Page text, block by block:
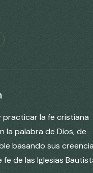
practicar la fe cristiana
la palabra de Dios, de
basando sus
de las Iglesias